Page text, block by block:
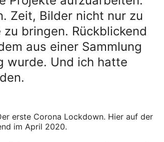
Zeit, Bilder nicht nur zu
bringen. Rückblickend
aus einer Sammlung
wurde. Und ich hatte
erste Corona Lockdown. Hier auf der
im April 2020.